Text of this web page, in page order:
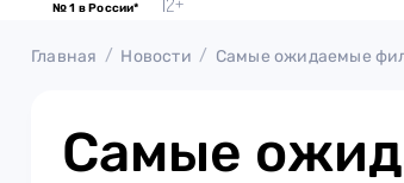
№ 1 в России*
Главная Новости Самые ожидаемые
Самые